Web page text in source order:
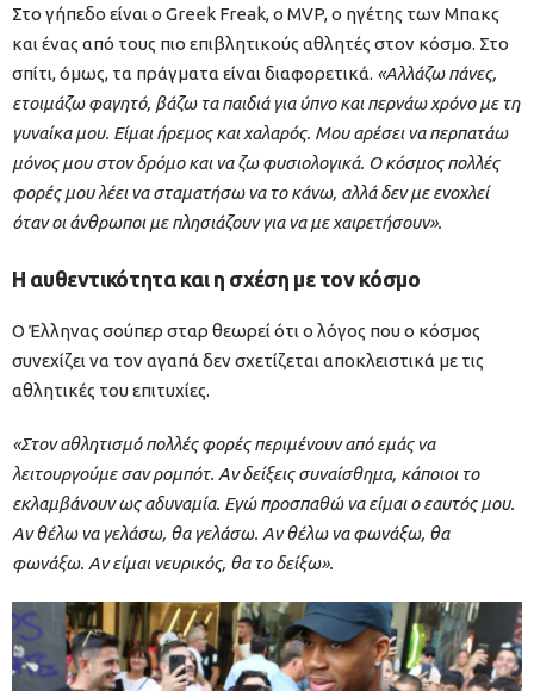
Στο γήπεδο είναι ο Greek Freak, ο MVP, ο ηγέτης των Μπακς
και ένας από τους πιο επιβλητικούς αθλητές στον κόσμο. Στο
σπίτι, όμως, τα πράγματα είναι διαφορετικά. «Αλλάζω πάνες,
ετοιμάζω φαγητό, βάζω τα παιδιά για ύπνο και περνάω χρόνο με τη
γυναίκα μου. Είμαι ήρεμος και χαλαρός. Μου αρέσει να περπατάω
μόνος μου στον δρόμο και να ζω φυσιολογικά. Ο κόσμος πολλές
φορές μου λέει να σταματήσω να το κάνω, αλλά δεν με ενοχλεί
όταν οι άνθρωποι με πλησιάζουν για να με χαιρετήσουν».
Η αυθεντικότητα και η σχέση με τον κόσμο
Ο Έλληνας σούπερ σταρ θεωρεί ότι ο λόγος που ο κόσμος
συνεχίζει να τον αγαπά δεν σχετίζεται αποκλειστικά με τις
αθλητικές του επιτυχίες.
«Στον αθλητισμό πολλές φορές περιμένουν από εμάς να
λειτουργούμε σαν ρομπότ. Αν δείξεις συναίσθημα, κάποιοι το
εκλαμβάνουν ως αδυναμία. Εγώ προσπαθώ να είμαι ο εαυτός μου.
Αν θέλω να γελάσω, θα γελάσω. Αν θέλω να φωνάξω, θα
φωνάξω. Αν είμαι νευρικός, θα το δείξω».